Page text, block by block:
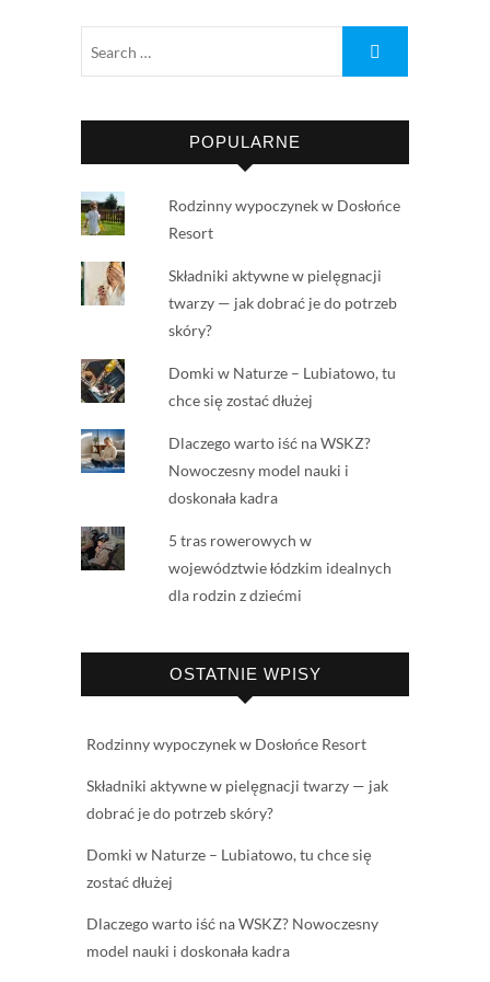
POPULARNE
Rodzinny wypoczynek w Dosłońce
Resort
Składniki aktywne w pielęgnacji
twarzy — jak dobrać je do potrzeb
skóry?
Domki w Naturze – Lubiatowo, tu
chce się zostać dłużej
Dlaczego warto iść na WSKZ?
Nowoczesny model nauki i
doskonała kadra
5 tras rowerowych w
województwie łódzkim idealnych
dla rodzin z dziećmi
OSTATNIE WPISY
Rodzinny wypoczynek w Dosłońce Resort
Składniki aktywne w pielęgnacji twarzy — jak
dobrać je do potrzeb skóry?
Domki w Naturze – Lubiatowo, tu chce się
zostać dłużej
Dlaczego warto iść na WSKZ? Nowoczesny
model nauki i doskonała kadra